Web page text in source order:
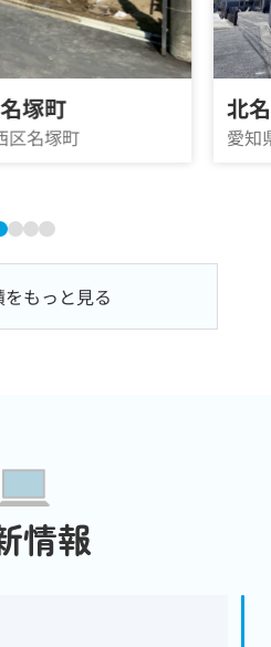
塚町
区名塚町
北
愛知
もっと見る
情報